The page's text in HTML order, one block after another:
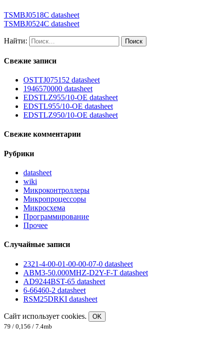
TSMBJ0518C datasheet
TSMBJ0524C datasheet
Найти:
Свежие записи
OSTTJ075152 datasheet
1946570000 datasheet
EDSTLZ955/10-OE datasheet
EDSTL955/10-OE datasheet
EDSTLZ950/10-OE datasheet
Свежие комментарии
Рубрики
datasheet
wiki
Микроконтроллеры
Микропроцессоры
Микросхема
Программирование
Прочее
Случайные записи
2321-4-00-01-00-00-07-0 datasheet
ABM3-50.000MHZ-D2Y-F-T datasheet
AD9244BST-65 datasheet
6-66460-2 datasheet
RSM25DRKI datasheet
Сайт использует cookies.
OK
79 / 0,156 / 7.4mb